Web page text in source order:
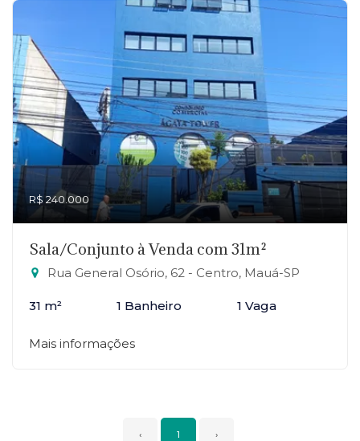
R$ 240.000
Sala/Conjunto à Venda com 31m²
Rua General Osório, 62 - Centro, Mauá-SP
31 m² 1 Banheiro 1 Vaga
Mais informações
‹ 1 ›